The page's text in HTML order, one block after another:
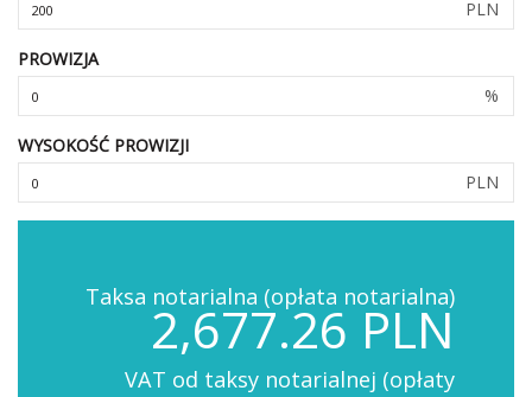
PLN
PROWIZJA
%
WYSOKOŚĆ PROWIZJI
PLN
Taksa notarialna (opłata notarialna)
2,677.26 PLN
VAT od taksy notarialnej (opłaty